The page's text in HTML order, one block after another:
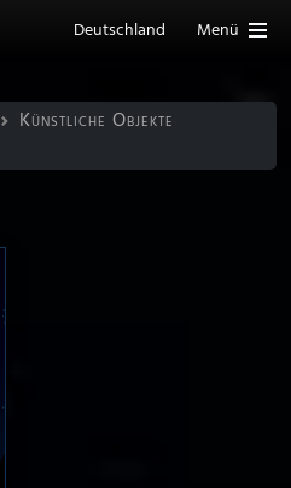
Deutschland Menü
Künstliche Objekte